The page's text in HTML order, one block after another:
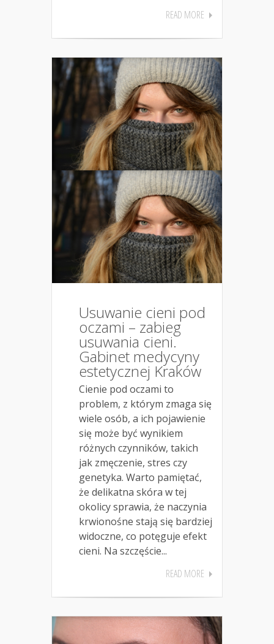
READ MORE
Usuwanie cieni pod
oczami – zabieg
usuwania cieni.
Gabinet medycyny
estetycznej Kraków
Cienie pod oczami to
problem, z którym zmaga się
wiele osób, a ich pojawienie
się może być wynikiem
różnych czynników, takich
jak zmęczenie, stres czy
genetyka. Warto pamiętać,
że delikatna skóra w tej
okolicy sprawia, że naczynia
krwionośne stają się bardziej
widoczne, co potęguje efekt
cieni. Na szczęście...
READ MORE